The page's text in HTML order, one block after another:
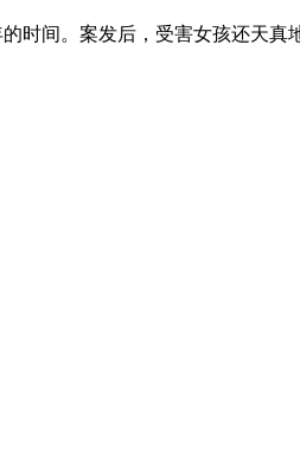
时间。案发后，受害女孩还天真